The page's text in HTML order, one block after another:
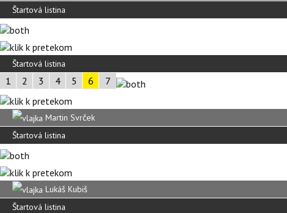
Štartová listina
Štartová listina
1 2 3 4 5 6 7
Martin Svrček
Štartová listina
Lukáš Kubiš
Štartová listina